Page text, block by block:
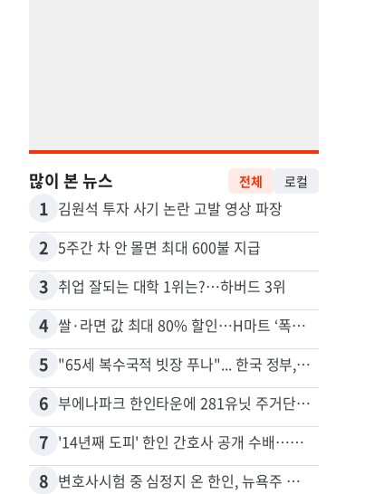
많이 본 뉴스 전체 로컬
1 김원석 투자 사기 논란 고발 영상 파장
2 5주간 차 안 몰면 최대 600불 지급
3 취업 잘되는 대학 1위는?…하버드 3위
4 쌀·라면 값 최대 80% 할인…H마트 ‘폭탄 세일’
5 "65세 복수국적 빗장 푸나"... 한국 정부, 연령 완화 전면 추진
6 부에나파크 한인타운에 281유닛 주거단지 들어선다
7 '14년째 도피' 한인 간호사 공개 수배…메디케어 사기 유죄
8 변호사시험 중 심정지 온 한인, 뉴욕주 제소